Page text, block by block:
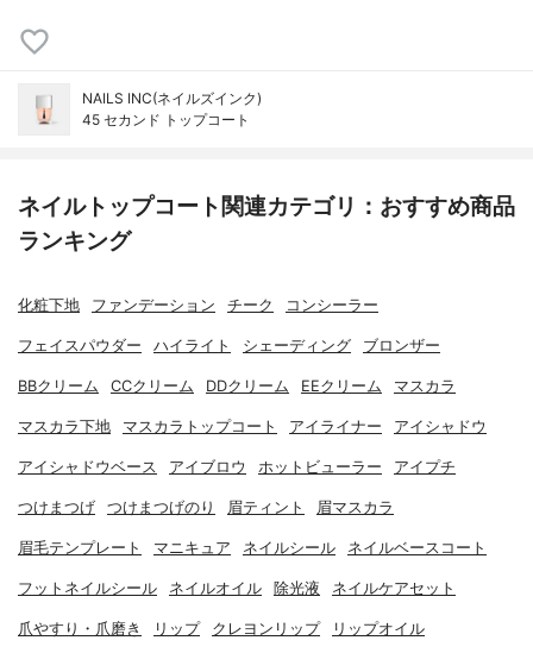
NAILS INC(ネイルズインク)
45 セカンド トップコート
ネイルトップコート関連カテゴリ：おすすめ商品
ランキング
化粧下地 ファンデーション チーク コンシーラー
フェイスパウダー ハイライト シェーディング ブロンザー
BBクリーム CCクリーム DDクリーム EEクリーム マスカラ
マスカラ下地 マスカラトップコート アイライナー アイシャドウ
アイシャドウベース アイブロウ ホットビューラー アイプチ
つけまつげ つけまつげのり 眉ティント 眉マスカラ
眉毛テンプレート マニキュア ネイルシール ネイルベースコート
フットネイルシール ネイルオイル 除光液 ネイルケアセット
爪やすり・爪磨き リップ クレヨンリップ リップオイル